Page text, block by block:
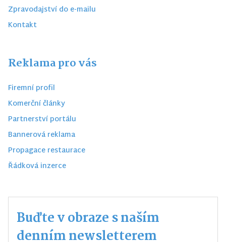
Zpravodajství do e-mailu
Kontakt
Reklama pro vás
Firemní profil
Komerční články
Partnerství portálu
Bannerová reklama
Propagace restaurace
Řádková inzerce
Buďte v obraze s naším
denním newsletterem